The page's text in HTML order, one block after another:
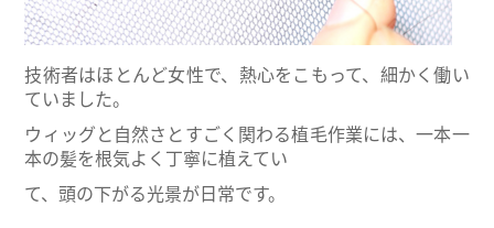
技術者はほとんど女性で、熱心をこもって、細かく働い
ていました。
ウィッグと自然さとすごく関わる植毛作業には、一本一
本の髪を根気よく丁寧に植えてい
て、頭の下がる光景が日常です。